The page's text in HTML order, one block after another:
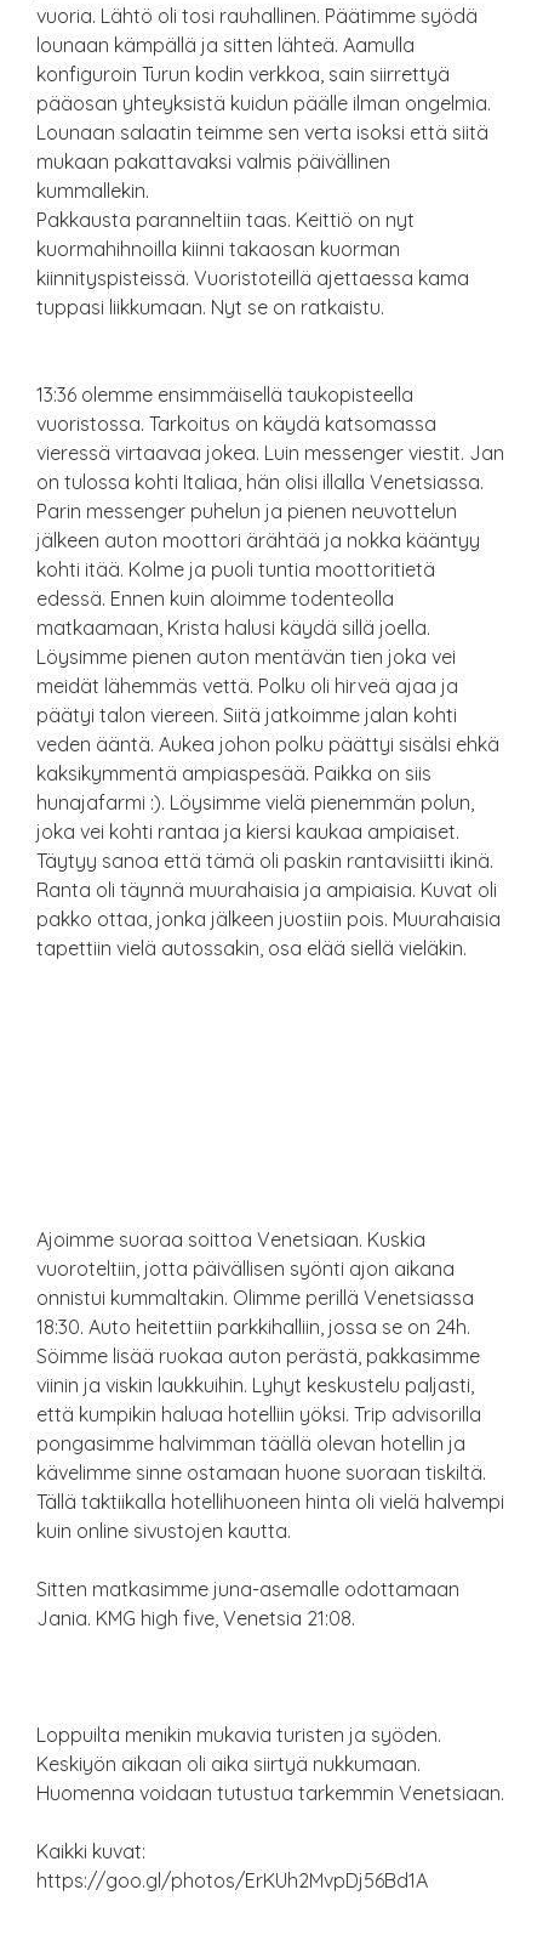
vuoria. Lähtö oli tosi rauhallinen. Päätimme syödä
lounaan kämpällä ja sitten lähteä. Aamulla
konfiguroin Turun kodin verkkoa, sain siirrettyä
pääosan yhteyksistä kuidun päälle ilman ongelmia.
Lounaan salaatin teimme sen verta isoksi että siitä
mukaan pakattavaksi valmis päivällinen
kummallekin.
Pakkausta paranneltiin taas. Keittiö on nyt
kuormahihnoilla kiinni takaosan kuorman
kiinnityspisteissä. Vuoristoteillä ajettaessa kama
tuppasi liikkumaan. Nyt se on ratkaistu.
13:36 olemme ensimmäisellä taukopisteella
vuoristossa. Tarkoitus on käydä katsomassa
vieressä virtaavaa jokea. Luin messenger viestit. Jan
on tulossa kohti Italiaa, hän olisi illalla Venetsiassa.
Parin messenger puhelun ja pienen neuvottelun
jälkeen auton moottori ärähtää ja nokka kääntyy
kohti itää. Kolme ja puoli tuntia moottoritietä
edessä. Ennen kuin aloimme todenteolla
matkaamaan, Krista halusi käydä sillä joella.
Löysimme pienen auton mentävän tien joka vei
meidät lähemmäs vettä. Polku oli hirveä ajaa ja
päätyi talon viereen. Siitä jatkoimme jalan kohti
veden ääntä. Aukea johon polku päättyi sisälsi ehkä
kaksikymmentä ampiaspesää. Paikka on siis
hunajafarmi :). Löysimme vielä pienemmän polun,
joka vei kohti rantaa ja kiersi kaukaa ampiaiset.
Täytyy sanoa että tämä oli paskin rantavisiitti ikinä.
Ranta oli täynnä muurahaisia ja ampiaisia. Kuvat oli
pakko ottaa, jonka jälkeen juostiin pois. Muurahaisia
tapettiin vielä autossakin, osa elää siellä vieläkin.
Ajoimme suoraa soittoa Venetsiaan. Kuskia
vuoroteltiin, jotta päivällisen syönti ajon aikana
onnistui kummaltakin. Olimme perillä Venetsiassa
18:30. Auto heitettiin parkkihalliin, jossa se on 24h.
Söimme lisää ruokaa auton perästä, pakkasimme
viinin ja viskin laukkuihin. Lyhyt keskustelu paljasti,
että kumpikin haluaa hotelliin yöksi. Trip advisorilla
pongasimme halvimman täällä olevan hotellin ja
kävelimme sinne ostamaan huone suoraan tiskiltä.
Tällä taktiikalla hotellihuoneen hinta oli vielä halvempi
kuin online sivustojen kautta.
Sitten matkasimme juna-asemalle odottamaan
Jania. KMG high five, Venetsia 21:08.
Loppuilta menikin mukavia turisten ja syöden.
Keskiyön aikaan oli aika siirtyä nukkumaan.
Huomenna voidaan tutustua tarkemmin Venetsiaan.
Kaikki kuvat:
https://goo.gl/photos/ErKUh2MvpDj56Bd1A